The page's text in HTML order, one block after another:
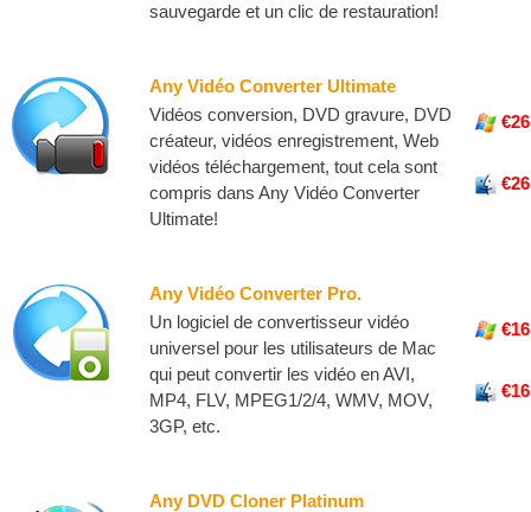
sauvegarde et un clic de restauration!
Any Vidéo Converter Ultimate
Vidéos conversion, DVD gravure, DVD
créateur, vidéos enregistrement, Web
vidéos téléchargement, tout cela sont
compris dans Any Vidéo Converter
Ultimate!
Any Vidéo Converter Pro.
Un logiciel de convertisseur vidéo
universel pour les utilisateurs de Mac
qui peut convertir les vidéo en AVI,
MP4, FLV, MPEG1/2/4, WMV, MOV,
3GP, etc.
Any DVD Cloner Platinum